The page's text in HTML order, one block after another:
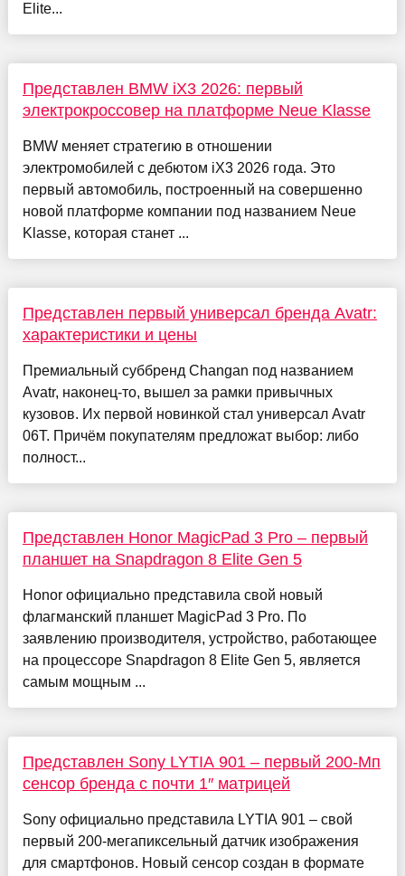
Elite...
Представлен BMW iX3 2026: первый
электрокроссовер на платформе Neue Klasse
BMW меняет стратегию в отношении
электромобилей с дебютом iX3 2026 года. Это
первый автомобиль, построенный на совершенно
новой платформе компании под названием Neue
Klasse, которая станет ...
Представлен первый универсал бренда Avatr:
характеристики и цены
Премиальный суббренд Changan под названием
Avatr, наконец-то, вышел за рамки привычных
кузовов. Их первой новинкой стал универсал Avatr
06T. Причём покупателям предложат выбор: либо
полност...
Представлен Honor MagicPad 3 Pro – первый
планшет на Snapdragon 8 Elite Gen 5
Honor официально представила свой новый
флагманский планшет MagicPad 3 Pro. По
заявлению производителя, устройство, работающее
на процессоре Snapdragon 8 Elite Gen 5, является
самым мощным ...
Представлен Sony LYTIA 901 – первый 200-Мп
сенсор бренда с почти 1″ матрицей
Sony официально представила LYTIA 901 – свой
первый 200-мегапиксельный датчик изображения
для смартфонов. Новый сенсор создан в формате